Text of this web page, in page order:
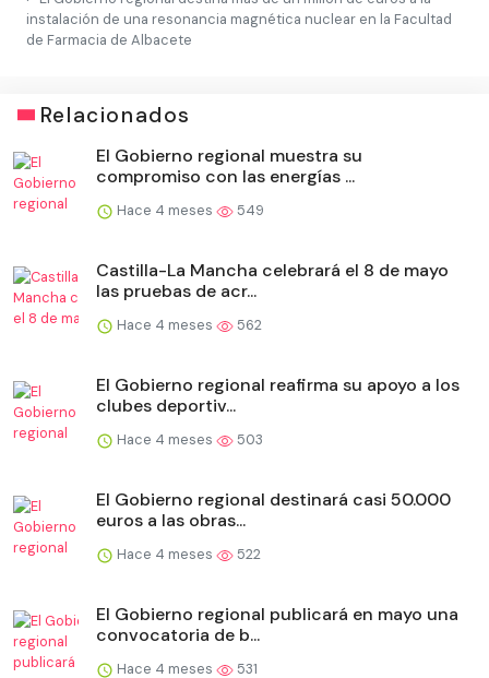
instalación de una resonancia magnética nuclear en la Facultad
de Farmacia de Albacete
Relacionados
El Gobierno regional muestra su
compromiso con las energías ...
Hace 4 meses 549
Castilla-La Mancha celebrará el 8 de mayo
las pruebas de acr...
Hace 4 meses 562
El Gobierno regional reafirma su apoyo a los
clubes deportiv...
Hace 4 meses 503
El Gobierno regional destinará casi 50.000
euros a las obras...
Hace 4 meses 522
El Gobierno regional publicará en mayo una
convocatoria de b...
Hace 4 meses 531